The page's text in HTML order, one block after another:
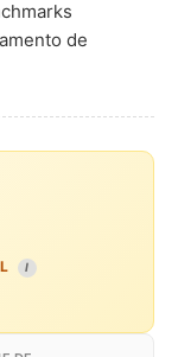
de
I